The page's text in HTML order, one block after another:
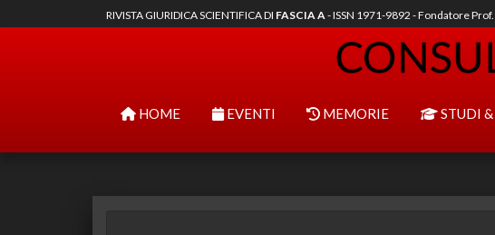
RIVISTA GIURIDICA SCIENTIFICA DI FASCIA A- ISSN 1971-9892 - Fondatore
HOME EVENTI MEMORIE STUDI &